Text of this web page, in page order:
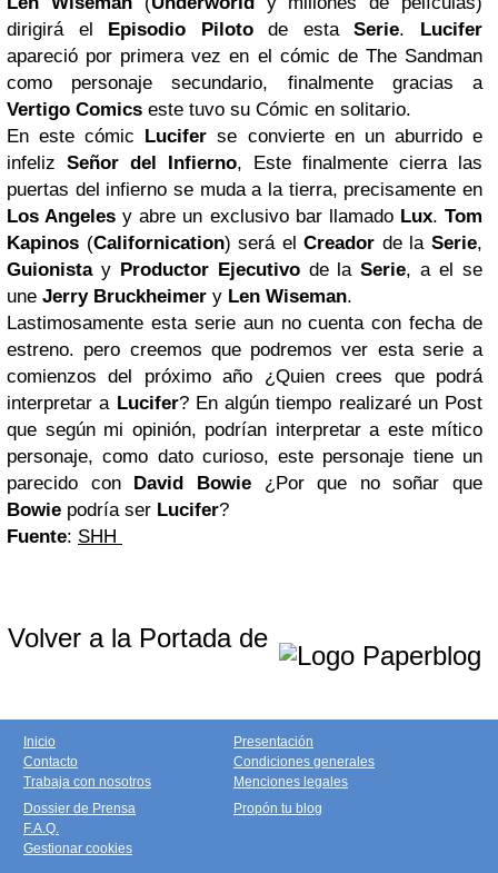
dirigirá el Episodio Pilotode estaSerie. Lucifer
apareció por primera vez en el cómic de The Sandman
como personaje secundario, finalmente gracias a
Vertigo Comics este tuvo su Cómic en solitario.
En este cómic Lucifer se convierte en un aburrido e
infeliz Señor del Infierno, Este finalmente cierra las
puertas del infierno se muda a la tierra, precisamente en
Los Angeles y abre un exclusivo bar llamado Lux.Tom
Kapinos (Californication) será elCreador de laSerie,
Guionistay Productor Ejecutivode laSerie, a el se
une Jerry Bruckheimer y Len Wiseman.
Lastimosamente esta serie aun no cuenta con fecha de
estreno. pero creemos que podremos ver esta serie a
comienzos del próximo año ¿Quien crees que podrá
interpretar a Lucifer? En algún tiempo realizaré un Post
que según mi opinión, podrían interpretar a este mítico
personaje, como dato curioso, este personaje tiene un
parecido con David Bowie¿Por que no soñar que
Bowie podría ser Lucifer?
Fuente: SHH
Volver a la Portada de
Inicio
Contacto
Trabaja con nosotros
Presentación
Condiciones generales
Menciones legales
Dossier de Prensa
F.A.Q.
Gestionar cookies
Propón tu blog